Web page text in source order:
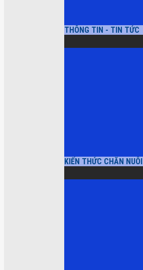
THÔNG TIN - TIN TỨC
KIẾN THỨC CHĂN NUÔI